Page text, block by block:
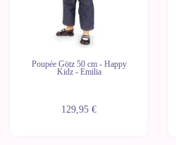
Poupée Götz 50 cm - Happy
Kidz - Emilia
129,95 €